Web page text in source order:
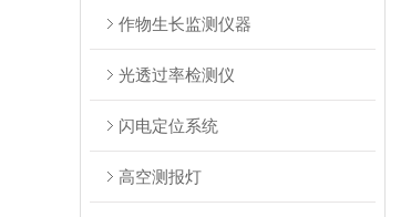
作物生长监测仪器
光透过率检测仪
闪电定位系统
高空测报灯